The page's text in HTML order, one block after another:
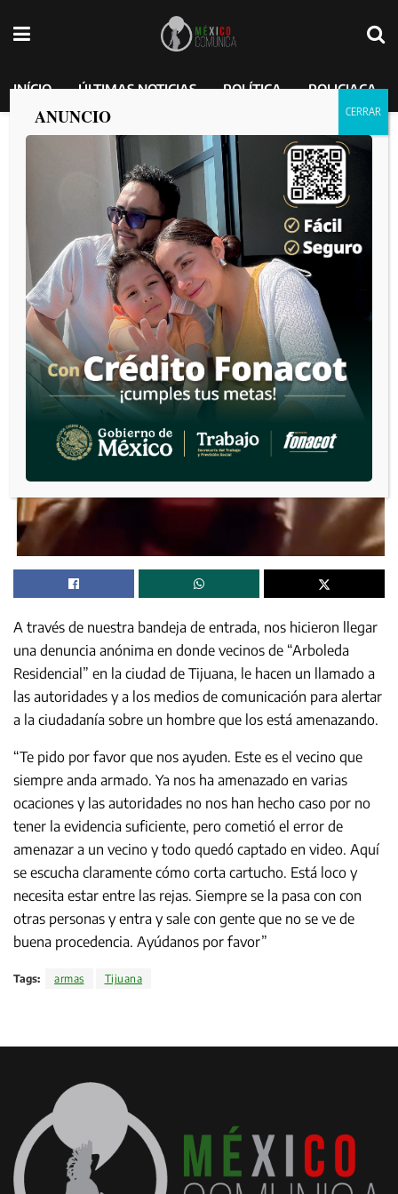
INÍCIO ÚLTIMAS NOTICIAS POLÍTICA POLICIACA
Vecinos de ‘Arboleda’ en Tijuana son
aterrorizados por Ángel Paz Cervantes y
aseguran que “siempre anda armado”.
MEXICO COMUNICA 2025-01-23
A través de nuestra bandeja de entrada, nos hicieron llegar
una denuncia anónima en donde vecinos de “Arboleda
Residencial” en la ciudad de Tijuana, le hacen un llamado a
las autoridades y a los medios de comunicación para alertar
a la ciudadanía sobre un hombre que los está amenazando.
“Te pido por favor que nos ayuden. Este es el vecino que
siempre anda armado. Ya nos ha amenazado en varias
ocaciones y las autoridades no nos han hecho caso por no
tener la evidencia suficiente, pero cometió el error de
amenazar a un vecino y todo quedó captado en video. Aquí
se escucha claramente cómo corta cartucho. Está loco y
necesita estar entre las rejas. Siempre se la pasa con con
otras personas y entra y sale con gente que no se ve de
buena procedencia. Ayúdanos por favor”
Tags: armas Tijuana
ANUNCIO